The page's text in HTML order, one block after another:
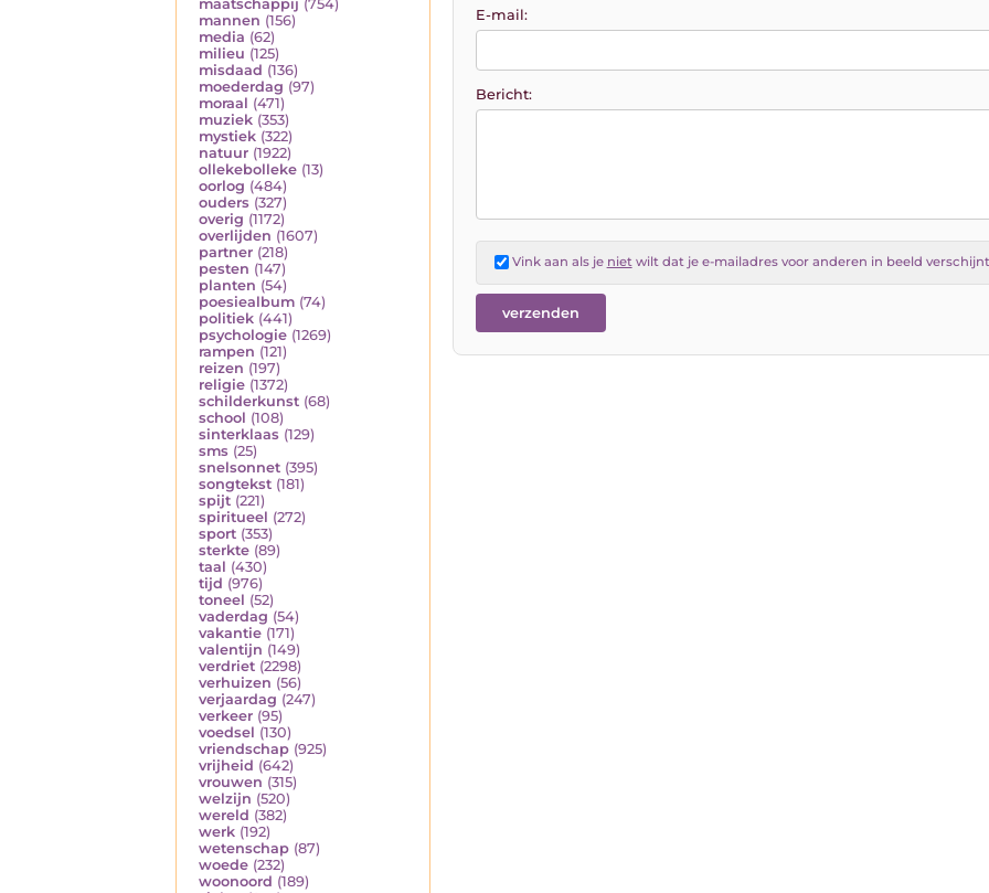
maatschappij (754)
mannen (156)
media (62)
milieu (125)
misdaad (136)
moederdag (97)
moraal (471)
muziek (353)
mystiek (322)
natuur (1922)
ollekebolleke (13)
oorlog (484)
ouders (327)
overig (1172)
overlijden (1607)
partner (218)
pesten (147)
planten (54)
poesiealbum (74)
politiek (441)
psychologie (1269)
rampen (121)
reizen (197)
religie (1372)
schilderkunst (68)
school (108)
sinterklaas (129)
sms (25)
snelsonnet (395)
songtekst (181)
spijt (221)
spiritueel (272)
sport (353)
sterkte (89)
taal (430)
tijd (976)
toneel (52)
vaderdag (54)
vakantie (171)
valentijn (149)
verdriet (2298)
verhuizen (56)
verjaardag (247)
verkeer (95)
voedsel (130)
vriendschap (925)
vrijheid (642)
vrouwen (315)
welzijn (520)
wereld (382)
werk (192)
wetenschap (87)
woede (232)
woonoord (189)
E-mail:
Bericht:
Vink aan als je nietwilt dat je e-mailadres voor anderen in beeld verschijnt